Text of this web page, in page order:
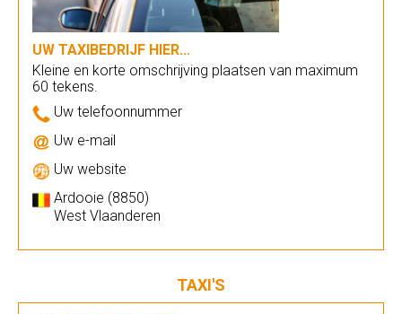
UW TAXIBEDRIJF HIER...
Kleine en korte omschrijving plaatsen van maximum
60 tekens.
Uw telefoonnummer
Uw e-mail
Uw website
Ardooie (8850)
West Vlaanderen
TAXI'S